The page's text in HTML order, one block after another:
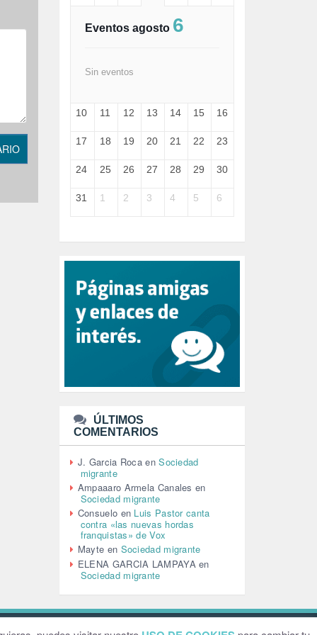
FELICIDAD (1)
FRANCISCO (5)
HUGO ZÁRATE (30)
I A (2)
INDEPENDENCIA (15)
INTELIGENCIA ARTIFICIAL (1)
JANE GOODDALL (1)
JAZZ (1)
JÓVENES (28)
JUSTICIA (13)
LEÓN XIV (5)
LGTBI (1)
MEMORIA HISTÓRICA (232)
MONARQUÍA (26)
NATURALEZA (1)
PALESTINA (8)
PARTICIPACIÓN CIUDADANA (392)
PAZ (2)
PENSIONES (12)
PEPE MUJICA (2)
PESCADORES (1)
POBREZA (2)
POLÍTICA INTERNACIONAL (366)
POLÍTICA VALENCIA (357)
Eventos agosto 6
Sin eventos
10 11 12 13 14 15 16
17 18 19 20 21 22 23
24 25 26 27 28 29 30
31 1 2 3 4 5 6
ÚLTIMOS
COMENTARIOS
J. Garcia Roca enSociedad
migrante
Ampaaaro Armela Canales en
Sociedad migrante
Consuelo en Luis Pastor canta
contra «las nuevas hordas
franquistas» de Vox
Mayte en Sociedad migrante
ELENA GARCIA LAMPAYA en
Sociedad migrante